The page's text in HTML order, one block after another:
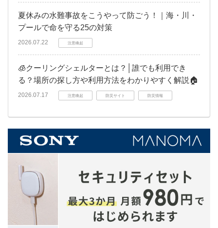
夏休みの水難事故をこうやって防ごう！｜海・川・
プールで命を守る25の対策
2026.07.22 注意喚起
🧊クーリングシェルターとは？│誰でも利用でき
る？場所の探し方や利用方法をわかりやすく解説🏠
2026.07.17 注意喚起 防災サイト 防災情報